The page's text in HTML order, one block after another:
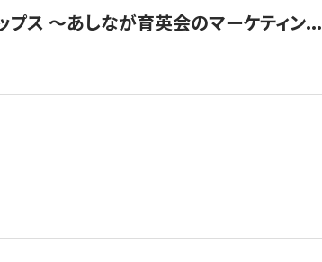
ップス 〜あしなが育英会のマーケティン...